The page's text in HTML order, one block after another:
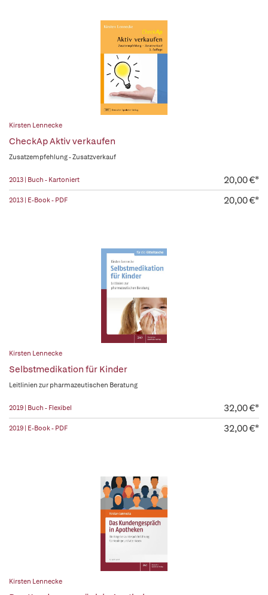
Kirsten Lennecke
CheckAp Aktiv verkaufen
Zusatzempfehlung - Zusatzverkauf
2013 | Buch - Kartoniert 20,00 €*
2013 | E-Book - PDF 20,00 €*
Kirsten Lennecke
Selbstmedikation für Kinder
Leitlinien zur pharmazeutischen Beratung
2019 | Buch - Flexibel 32,00 €*
2019 | E-Book - PDF 32,00 €*
Kirsten Lennecke